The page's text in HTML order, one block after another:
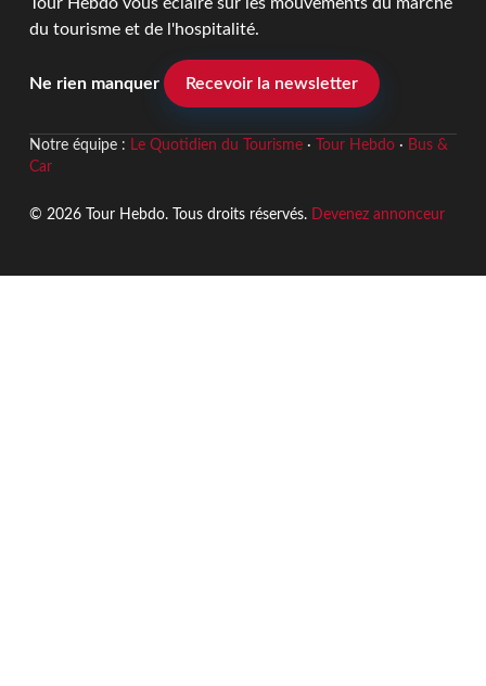
Tour Hebdo vous éclaire sur les mouvements du marché
du tourisme et de l'hospitalité.
Ne rien manquer Recevoir la newsletter
Notre équipe : Le Quotidien du Tourisme· Tour Hebdo· Bus &
Car
© 2026 Tour Hebdo. Tous droits réservés. Devenez annonceur